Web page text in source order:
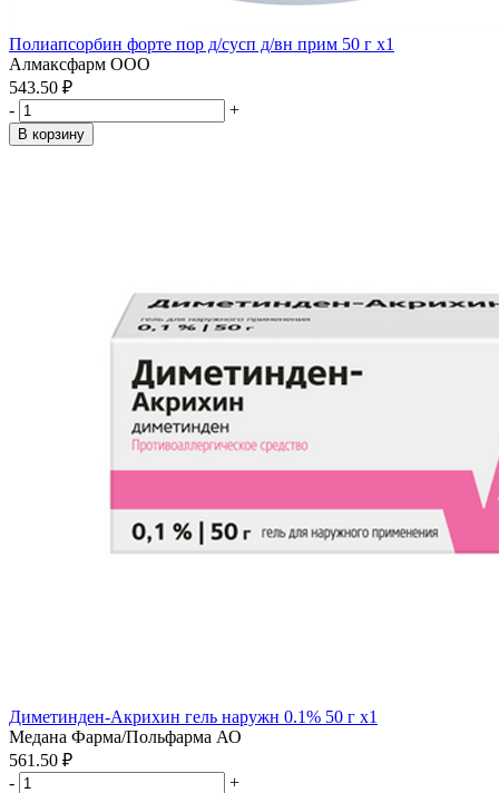
Полиапсорбин форте пор д/сусп д/вн прим 50 г x1
Алмаксфарм ООО
543.50 ₽
-
+
В корзину
Диметинден-Акрихин гель наружн 0.1% 50 г x1
Медана Фарма/Польфарма АО
561.50 ₽
-
+